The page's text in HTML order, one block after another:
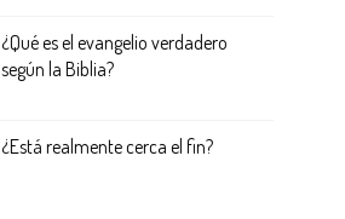
¿Qué es el evangelio verdadero
según la Biblia?
¿Está realmente cerca el fin?